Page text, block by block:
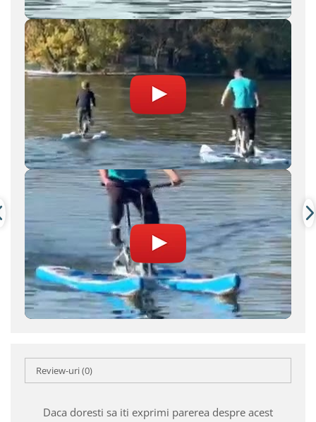
Review-uri(0)
Daca doresti sa iti exprimi parerea despre acest